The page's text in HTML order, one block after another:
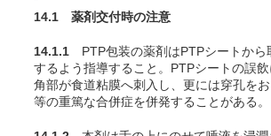
14.1 薬剤交付時の注意
14.1.1 PTP包装の薬剤はPTPシートから
するよう指導すること。PTPシートの誤
角部が食道粘膜へ刺入し、更には穿孔を
等の重篤な合併症を併発することがある。